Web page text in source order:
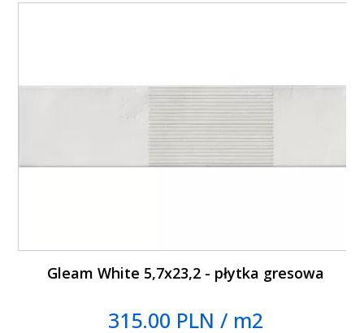
Gleam White 5,7x23,2 - płytka gresowa
315.00 PLN / m2